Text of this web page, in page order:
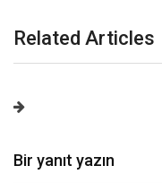
Related Articles
Bir yanıt yazın